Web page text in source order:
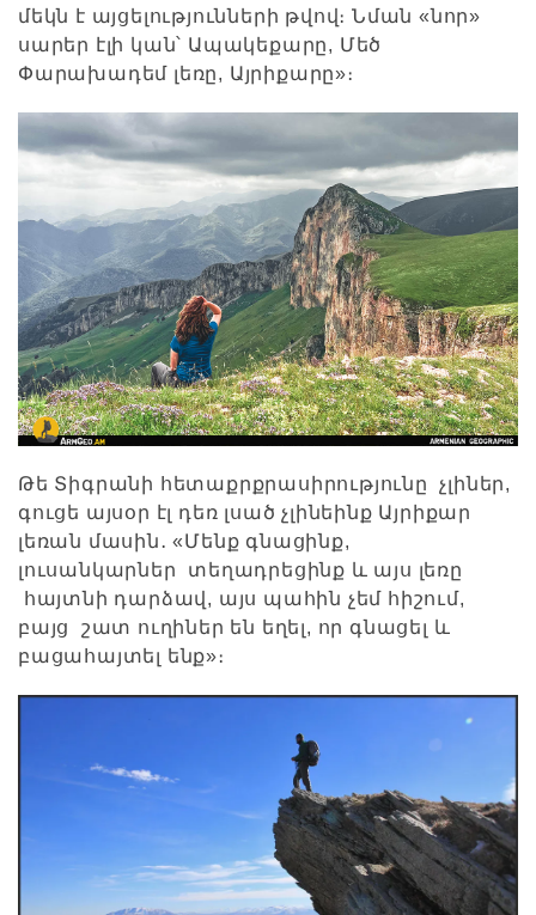
մեկն է այցելությունների թվով։ Նման «նոր»
սարեր էլի կան՝ Ապակեքարը, Մեծ
Փարախադեմ լեռը, Այրիքարը»։
Թե Տիգրանի հետաքրքրասիրությունը չլիներ,
գուցե այսօր էլ դեռ լսած չլինեինք Այրիքար
լեռան մասին․ «Մենք գնացինք,
լուսանկարներ տեղադրեցինք և այս լեռը
հայտնի դարձավ, այս պահին չեմ հիշում,
բայց շատ ուղիներ են եղել, որ գնացել և
բացահայտել ենք»։